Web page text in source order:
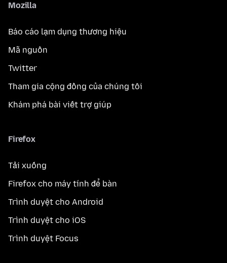
Mozilla
Báo cáo lạm dụng thương hiệu
Mã nguồn
Twitter
Tham gia cộng đồng của chúng tôi
Khám phá bài viết trợ giúp
Firefox
Tải xuống
Firefox cho máy tính để bàn
Trình duyệt cho Android
Trình duyệt cho iOS
Trình duyệt Focus